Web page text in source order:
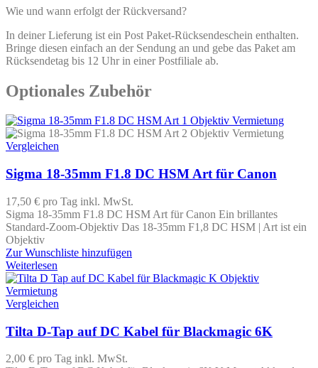
Wie und wann erfolgt der Rückversand?
In deiner Lieferung ist ein Post Paket-Rücksendeschein enthalten.
Bringe diesen einfach an der Sendung an und gebe das Paket am
Rücksendetag bis 12 Uhr in einer Postfiliale ab.
Optionales Zubehör
Vergleichen
Sigma 18-35mm F1.8 DC HSM Art für Canon
17,50 € pro Tag inkl. MwSt.
Sigma 18-35mm F1.8 DC HSM Art für Canon Ein brillantes
Standard-Zoom-Objektiv Das 18-35mm F1,8 DC HSM | Art ist ein
Objektiv
Zur Wunschliste hinzufügen
Weiterlesen
Vergleichen
Tilta D-Tap auf DC Kabel für Blackmagic 6K
2,00 € pro Tag inkl. MwSt.